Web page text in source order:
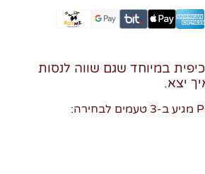
כיפית במיוחד שגם שווה לנסות
יצא.